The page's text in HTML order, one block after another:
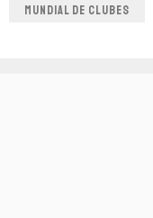
MUNDIAL DE CLUBES